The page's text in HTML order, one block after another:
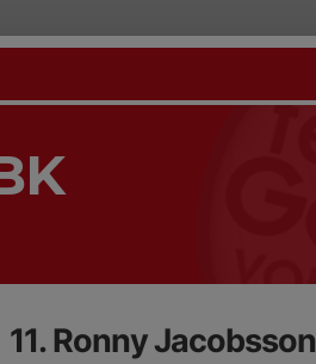
11. Ronny Jacobsson